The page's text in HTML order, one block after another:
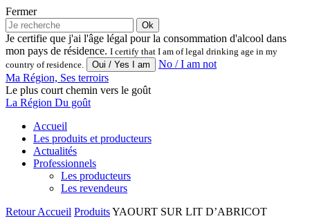
Fermer
Ok
Je certifie que j'ai l'âge légal pour la consommation d'alcool dans
mon pays de résidence. I certify that I am of legal drinking age in my
country of residence.
No / I am not
Ma Région, Ses terroirs
Le plus court chemin vers le goût
La Région Du goût
Accueil
Les produits et producteurs
Actualités
Professionnels
Les producteurs
Les revendeurs
RetourAccueil ProduitsYAOURT SUR LIT D’ABRICOT